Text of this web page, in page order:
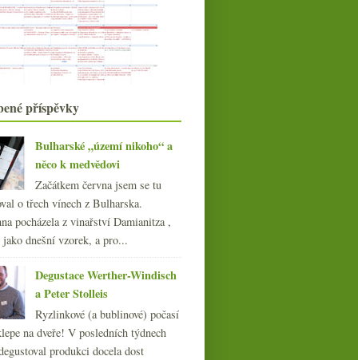
Aligoté od burgundské špičky
Degustace ve skladu
Vinná manga s lahví Bordeaux
Výsledky ankety „Mladá listopadová
vína…“
Všehochuť ze světa vína
Alsasko medové, květinové i plné
kyselin
listopadu(20)
října (22)
září (21)
srpna (21)
července (18)
června(22)
května(20)
dubna(21)
března(23)
února(20)
ledna(20)
příspěvky
Bulharské „území nikoho“ a
něco k medvědovi
Začátkem června jsem se tu
o třech vínech z Bulharska.
pocházela z vinařství Damianitza ,
jako dnešní vzorek, a pro...
Degustace Werther-Windisch
a Peter Stolleis
Ryzlinkové (a bublinové) počasí
na dveře! V posledních týdnech
produkci docela dost